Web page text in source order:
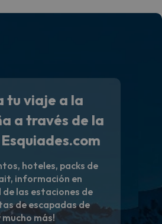
tu viaje a la
a través de la
hoteles, packs de
información en
las estaciones de
de escapadas de
más!